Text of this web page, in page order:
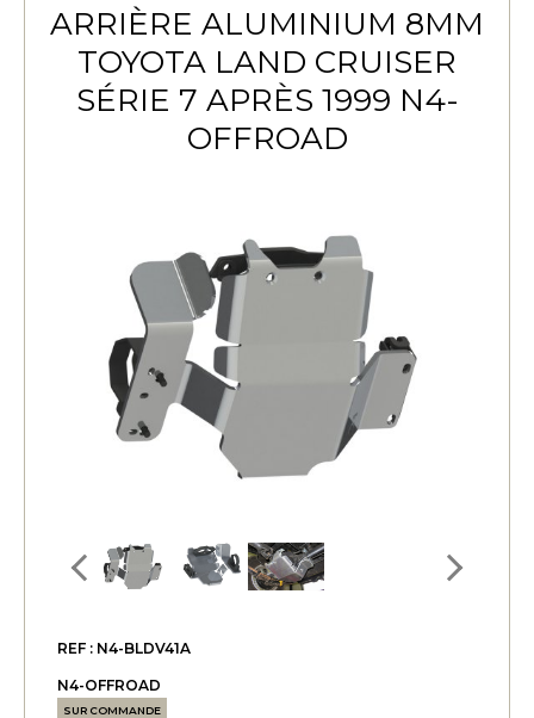
ARRIÈRE ALUMINIUM 8MM
TOYOTA LAND CRUISER
SÉRIE 7 APRÈS 1999 N4-
OFFROAD
REF : N4-BLDV41A
N4-OFFROAD
SUR COMMANDE